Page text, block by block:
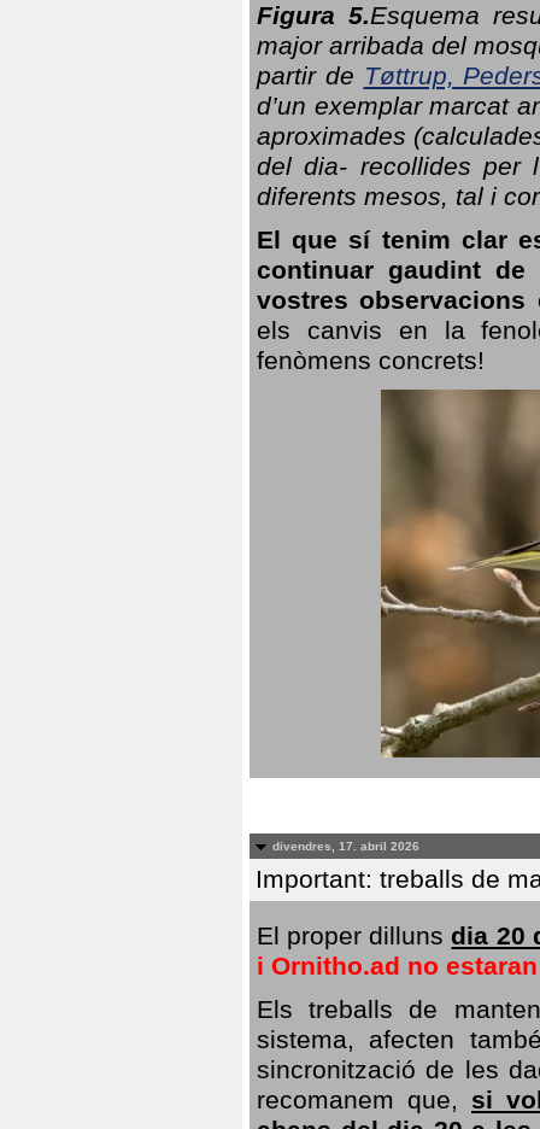
Figura 5.Esquema
major arribada del
partir de Tøttrup,
d’un exemplar marcat
aproximades
del dia- recollides per
diferents mesos, tal i
El que sí tenim clar
continuar gaudint
vostres
els canvis en la
fenòmens concrets!
divendres, 17. abril 2026
Important: treballs de
El proper dilluns dia 20
i Ornitho.ad no
Els treballs de
sistema, afecten
sincronització de les
recomanem que, si